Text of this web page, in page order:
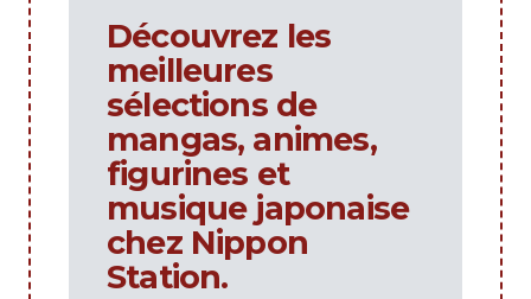
Découvrez les
meilleures
sélections de
mangas, animes,
figurines et
musique japonaise
chez Nippon
Station.